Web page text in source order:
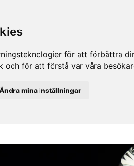
för att förbättra
och för att förstå var våra
Ändra mina inställningar